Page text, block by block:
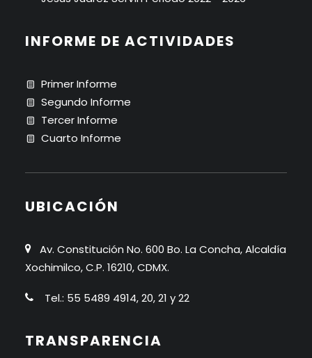
INFORME DE ACTIVIDADES
Primer Informe
Segundo Informe
Tercer Informe
Cuarto Informe
UBICACIÓN
Av. Constitución No. 600 Bo. La Concha, Alcaldía
Xochimilco, C.P. 16210, CDMX.
Tel.: 55 5489 4914, 20, 21 y 22
TRANSPARENCIA